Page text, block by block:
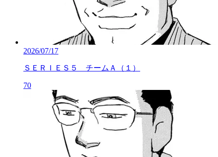
2026/07/17
ＳＥＲＩＥＳ５ チームＡ（１）
70